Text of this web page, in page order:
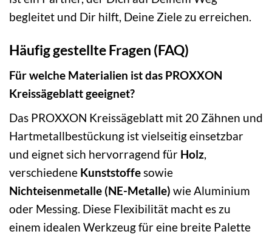
begleitet und Dir hilft, Deine Ziele zu erreichen.
Häufig gestellte Fragen (FAQ)
Für welche Materialien ist das PROXXON
Kreissägeblatt geeignet?
Das PROXXON Kreissägeblatt mit 20 Zähnen und
Hartmetallbestückung ist vielseitig einsetzbar
und eignet sich hervorragend für Holz
verschiedene Kunststoffe sowie
Nichteisenmetalle (NE-Metalle) wie Aluminium
oder Messing. Diese Flexibilität macht es zu
einem idealen Werkzeug für eine breite Palette